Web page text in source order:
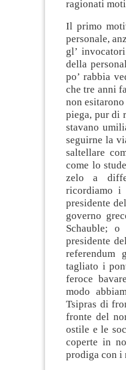
ragionati
Il primo
personale,
gl’
della
po’ rabbia
che tre anni
non
piega, pur di
stavano
seguirne la
saltellare
come lo
zelo a
ricordiamo i
presidente
governo
Schauble; o
presidente
referendum
tagliato i
feroce
modo
Tsipras di
fronte del
ostile e le
coperte in
prodiga con